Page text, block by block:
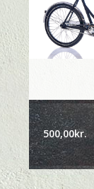
500,00kr.